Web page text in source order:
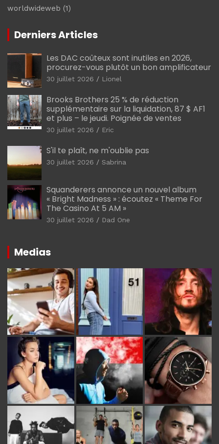
worldwideweb (1)
Derniers Articles
Les DAC coûteux sont inutiles en 2026,
procurez-vous plutôt un bon amplificateur
30 juillet 2026 Lionel
Brooks Brothers 25 % de réduction
supplémentaire sur la liquidation, 87 $ AF1
et plus – le jeudi. Poignée de ventes
30 juillet 2026 Eric
S'il te plaît, ne m'oublie pas
30 juillet 2026 Sabrina
Squanderers annonce un nouvel album
« Bright Madness » : écoutez « Theme For
The Casino At 5 AM »
30 juillet 2026 Dad One
Medias